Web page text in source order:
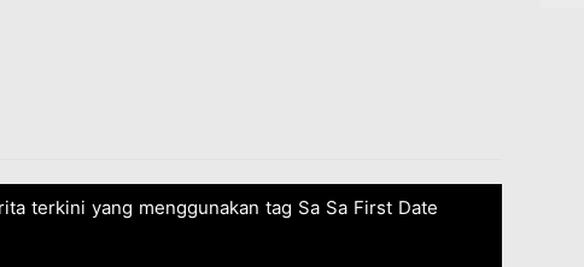
terkini yang menggunakan tag Sa Sa First Date